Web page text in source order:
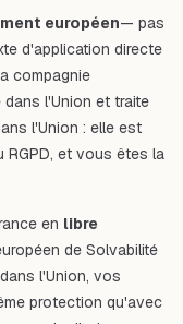
européen— pas
d'application directe
compagnie
l'Union et traite
l'Union : elle est
RGPD, et vous êtes la
en libre
de Solvabilité
l'Union, vos
protection qu'avec